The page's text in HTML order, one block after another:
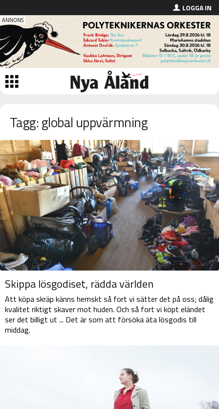
LOGGA IN
Tagg: global uppvärmning
Skippa lösgodiset, rädda världen
Att köpa skräp känns hemskt så fort vi sätter det på oss; dålig
kvalitet riktigt skaver mot huden. Och så fort vi köpt eländet
ser det billigt ut ... Det är som att försöka äta lösgodis till
middag.